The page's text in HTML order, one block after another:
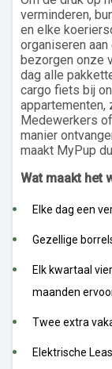
verminderen,
en elke
organiseren aan
bezorgen onze
dag alle
cargo fiets bij
appartementen,
Medewerkers
manier
maakt MyPup
Wat maakt het
Elke dag een
Gezellige
Elk kwartaal
maanden
Twee extra
Elektrische